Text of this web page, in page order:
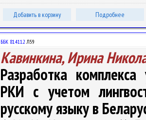
Добавить в корзину Подробнее
ББК 81.411.2 Л59
Кавинкина, Ирина
Разработка
РКИ с учетом
русскому языку в